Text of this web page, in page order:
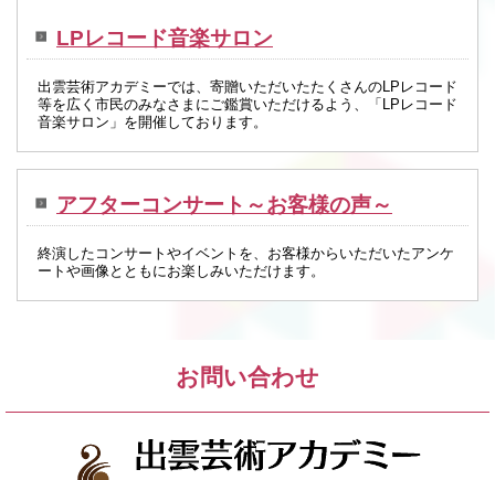
LPレコード音楽サロン
出雲芸術アカデミーでは、寄贈いただいたたくさんのLPレコード
等を広く市民のみなさまにご鑑賞いただけるよう、「LPレコード
音楽サロン」を開催しております。
アフターコンサート～お客様の声～
終演したコンサートやイベントを、お客様からいただいたアンケ
ートや画像とともにお楽しみいただけます。
お問い合わせ